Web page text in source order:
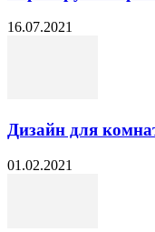
16.07.2021
Дизайн для
01.02.2021